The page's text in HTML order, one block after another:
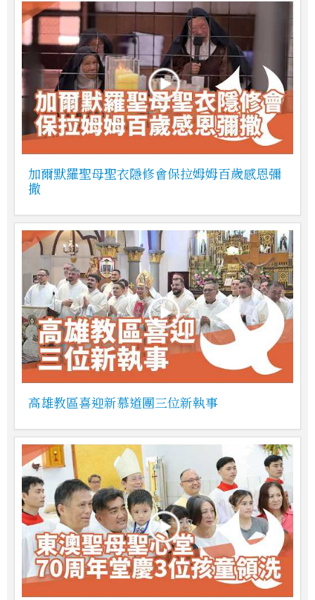
加爾默羅聖母聖衣隱修會保拉姆姆百歲感恩彌
撒
高雄教區喜迎新慕道團三位新執事